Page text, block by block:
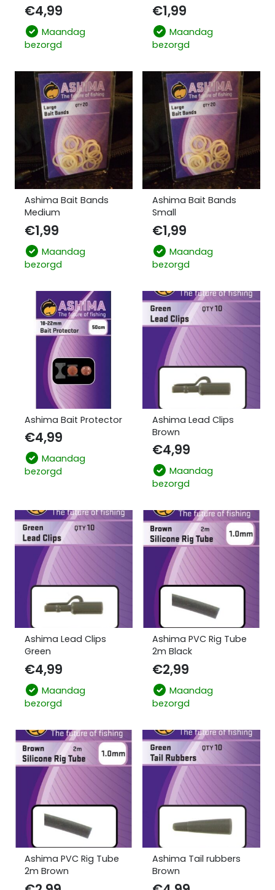
€4,99
Maandag
bezorgd
€1,99
Maandag
bezorgd
Ashima Bait Bands
Medium
€1,99
Maandag
bezorgd
Ashima Bait Bands
Small
€1,99
Maandag
bezorgd
Ashima Bait Protector
€4,99
Maandag
bezorgd
Ashima Lead Clips
Brown
€4,99
Maandag
bezorgd
Ashima Lead Clips
Green
€4,99
Maandag
bezorgd
Ashima PVC Rig Tube
2m Black
€2,99
Maandag
bezorgd
Ashima PVC Rig Tube
2m Brown
Ashima Tail rubbers
Brown